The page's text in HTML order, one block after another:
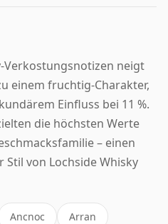
Verkostungsnotizen neigt
einem fruchtig-Charakter,
Einfluss bei 11 %.
die höchsten Werte
– einen
von Lochside Whisky
Ancnoc Arran